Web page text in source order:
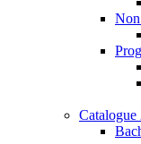
Catalogue